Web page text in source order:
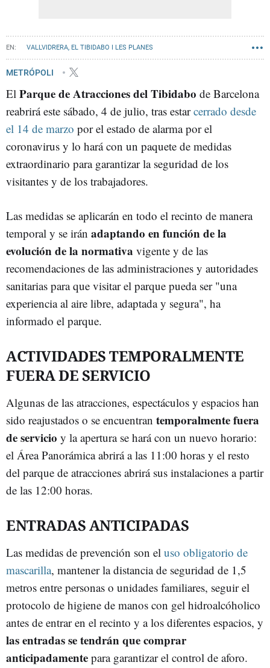
VALLVIDRERA, EL TIBIDABO I LES PLANES
PARQUE DE ATRACCIONES TIBIDABO
METRÓPOLI
El Parque de Atracciones del Tibidabo de Barcelona
reabrirá este sábado, 4 de julio, tras estarcerrado desde
el 14 de marzo por el estado de alarma por el
coronavirus y lo hará con un paquete de medidas
extraordinario para garantizar la seguridad de los
visitantes y de los trabajadores.
Las medidas se aplicarán en todo el recinto de manera
temporal y se irán adaptando en función de la
evolución de la normativa vigente y de las
recomendaciones de las administraciones y autoridades
sanitarias para que visitar el parque pueda ser "una
experiencia al aire libre, adaptada y segura", ha
informado el parque.
ACTIVIDADES TEMPORALMENTE
FUERA DE SERVICIO
Algunas de las atracciones, espectáculos y espacios han
sido reajustados o se encuentran temporalmente fuera
de servicio y la apertura se hará con un nuevo horario:
el Área Panorámica abrirá a las 11:00 horas y el resto
del parque de atracciones abrirá sus instalaciones a partir
de las 12:00 horas.
ENTRADAS ANTICIPADAS
Las medidas de prevención son el uso obligatorio de
mascarilla, mantener la distancia de seguridad de 1,5
metros entre personas o unidades familiares, seguir el
protocolo de higiene de manos con gel hidroalcóholico
antes de entrar en el recinto y a los diferentes espacios, y
las entradas se tendrán que comprar
anticipadamente para garantizar el control de aforo.